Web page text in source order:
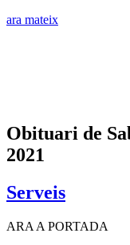
ara mateix
Obituari de
2021
Serveis
ARA A PORTADA